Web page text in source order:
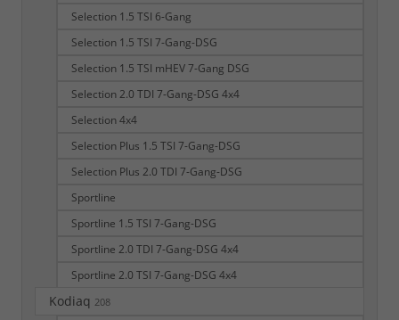
Selection 1.5 TSI 6-Gang
Selection 1.5 TSI 7-Gang-DSG
Selection 1.5 TSI mHEV 7-Gang DSG
Selection 2.0 TDI 7-Gang-DSG 4x4
Selection 4x4
Selection Plus 1.5 TSI 7-Gang-DSG
Selection Plus 2.0 TDI 7-Gang-DSG
Sportline
Sportline 1.5 TSI 7-Gang-DSG
Sportline 2.0 TDI 7-Gang-DSG 4x4
Sportline 2.0 TSI 7-Gang-DSG 4x4
Kodiaq 208